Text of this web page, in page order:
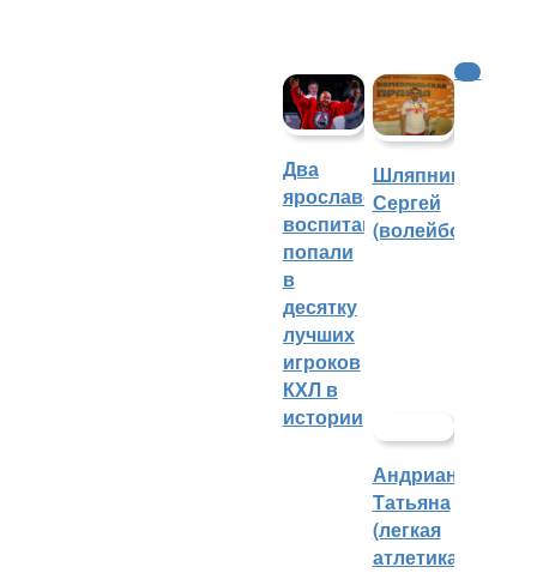
Два
ярославских
воспитанника
попали
в
десятку
лучших
игроков
КХЛ в
истории
Шляпников
Сергей
(волейбол)
Андрианова
Татьяна
(легкая
атлетика)
КХЛ